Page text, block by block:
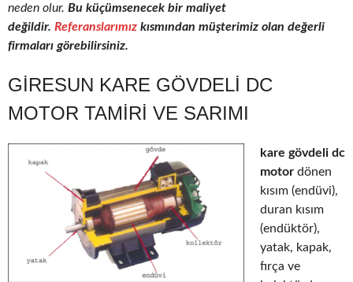
neden olur. Bu küçümsenecek bir maliyet
değildir. Referanslarımız kısmından müşterimiz olan değerli
firmaları görebilirsiniz.
GIRESUN KARE GÖVDELI DC
MOTOR TAMIRI VE SARIMI
kare gövdeli dc
motor dönen
kısım (endüvi),
duran kısım
(endüktör),
yatak, kapak,
fırça ve